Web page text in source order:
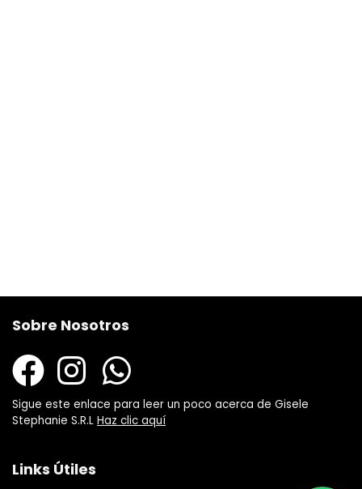
Sobre Nosotros
Sigue este enlace para leer un poco acerca de Gisele
Stephanie S.R.L Haz clic aquí
Links Útiles